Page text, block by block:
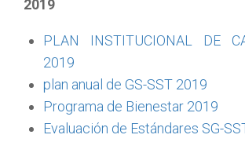
2019
PLAN INSTITUCIONAL DE
2019
plan anual de GS-SST 2019
Programa de Bienestar 2019
Evaluación de Estándares SG-